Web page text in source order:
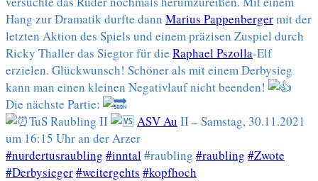
Hang zur Dramatik durfte dann Marius Pappenbergermit der
letzten Aktion des Spiels und einem präzisen Zuspiel durch
Ricky Thaller das Siegtor für die Raphael Pszolla-Elf
erzielen. Glückwunsch! Schöner als mit einem Derbysieg
kann man einen kleinen Negativlauf nicht beenden!
Die nächste Partie:
TuS Raubling II
ASV Au II – Samstag, 30.11.2021
um 16:15 Uhr an der Arzer
#nurdertusraubling #inntal#raubling #raubling #Zwote
#Derbysieger#weitergehts #kopfhoch